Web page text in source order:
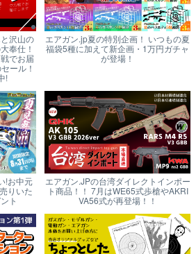
沢山の
奉仕！
でお届
ール！
!
エアガン.jp夏の特別企画！ いつもの夏
福袋5種に加えて新企画・1万円ガチャ
が登場！
!お中元
りいた
ト
エアガン.JPの台湾ダイレクトインポー
ト商品！！ 7月はWE65式歩槍やAKRI
VA56式が再登場！！